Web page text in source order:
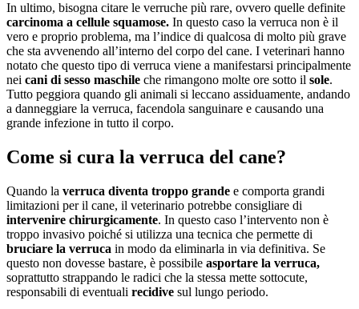
In ultimo, bisogna citare le verruche più rare, ovvero quelle definite
carcinoma a cellule squamose. In questo caso la verruca non è il
vero e proprio problema, ma l’indice di qualcosa di molto più grave
che sta avvenendo all’interno del corpo del cane. I veterinari hanno
notato che questo tipo di verruca viene a manifestarsi principalmente
nei cani di sesso maschile che rimangono molte ore sotto il sole.
Tutto peggiora quando gli animali si leccano assiduamente, andando
a danneggiare la verruca, facendola sanguinare e causando una
grande infezione in tutto il corpo.
Come si cura la verruca del cane?
Quando la verruca diventa troppo grande e comporta grandi
limitazioni per il cane, il veterinario potrebbe consigliare di
intervenire chirurgicamente. In questo caso l’intervento non è
troppo invasivo poiché si utilizza una tecnica che permette di
bruciare la verruca in modo da eliminarla in via definitiva. Se
questo non dovesse bastare, è possibile asportare la verruca,
soprattutto strappando le radici che la stessa mette sottocute,
responsabili di eventuali recidive sul lungo periodo.